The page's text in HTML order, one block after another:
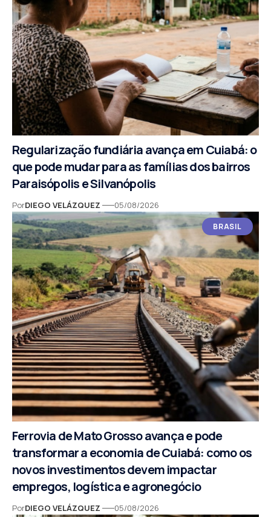
Regularização fundiária avança em Cuiabá: o
que pode mudar para as famílias dos bairros
Paraisópolis e Silvanópolis
PorDIEGO VELÁZQUEZ 05/08/2026
BRASIL
Ferrovia de Mato Grosso avança e pode
transformar a economia de Cuiabá: como os
novos investimentos devem impactar
empregos, logística e agronegócio
PorDIEGO VELÁZQUEZ 05/08/2026